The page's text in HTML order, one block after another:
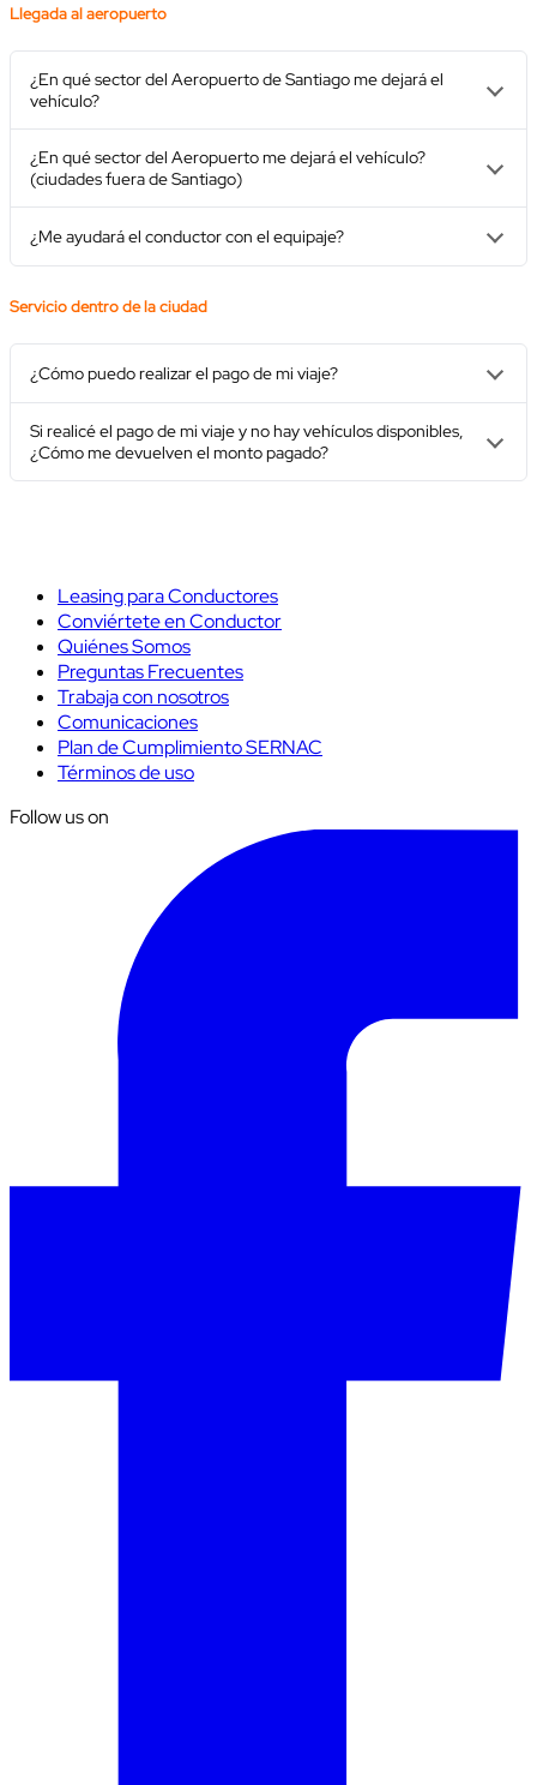
Llegada al aeropuerto
¿En qué sector del Aeropuerto de Santiago me dejará el
vehículo?
¿En qué sector del Aeropuerto me dejará el vehículo?
(ciudades fuera de Santiago)
¿Me ayudará el conductor con el equipaje?
Servicio dentro de la ciudad
¿Cómo puedo realizar el pago de mi viaje?
Si realicé el pago de mi viaje y no hay vehículos disponibles,
¿Cómo me devuelven el monto pagado?
Leasing para Conductores
Conviértete en Conductor
Quiénes Somos
Preguntas Frecuentes
Trabaja con nosotros
Comunicaciones
Plan de Cumplimiento SERNAC
Términos de uso
Follow us on